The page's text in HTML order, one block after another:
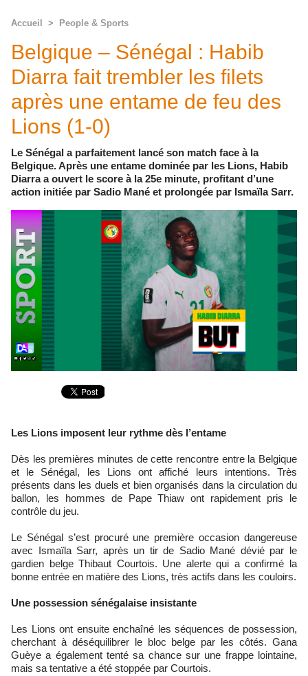
Accueil > People & Sports
Belgique – Sénégal : Habib
Diarra fait trembler les filets
après une entame de feu des
Lions (1-0)
Le Sénégal a parfaitement lancé son match face à la
Belgique. Après une entame dominée par les Lions, Habib
Diarra a ouvert le score à la 25e minute, profitant d’une
action initiée par Sadio Mané et prolongée par Ismaïla Sarr.
Les Lions imposent leur rythme dès l’entame
Dès les premières minutes de cette rencontre entre la Belgique
et le Sénégal, les Lions ont affiché leurs intentions. Très
présents dans les duels et bien organisés dans la circulation du
ballon, les hommes de Pape Thiaw ont rapidement pris le
contrôle du jeu.
Le Sénégal s’est procuré une première occasion dangereuse
avec Ismaïla Sarr, après un tir de Sadio Mané dévié par le
gardien belge Thibaut Courtois. Une alerte qui a confirmé la
bonne entrée en matière des Lions, très actifs dans les couloirs.
Une possession sénégalaise insistante
Les Lions ont ensuite enchaîné les séquences de possession,
cherchant à déséquilibrer le bloc belge par les côtés. Gana
Guèye a également tenté sa chance sur une frappe lointaine,
mais sa tentative a été stoppée par Courtois.